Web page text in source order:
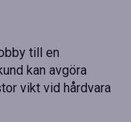
till en
kan avgöra
vikt vid hårdvara